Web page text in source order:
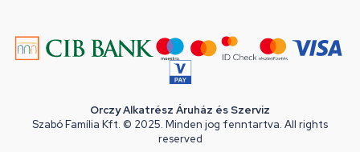
Orczy Alkatrész Áruház és Szerviz
Szabó Família Kft. © 2025. Minden jog fenntartva. All rights
reserved